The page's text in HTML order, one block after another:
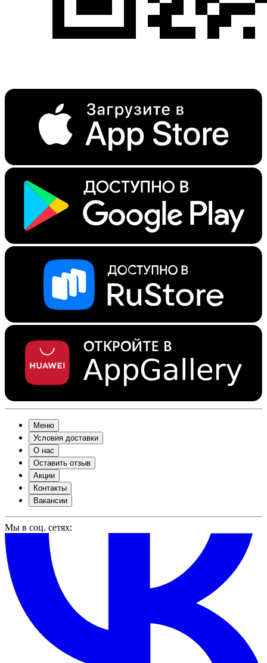
Меню
Условия доставки
О нас
Оставить отзыв
Акции
Контакты
Вакансии
Мы в соц. сетях: